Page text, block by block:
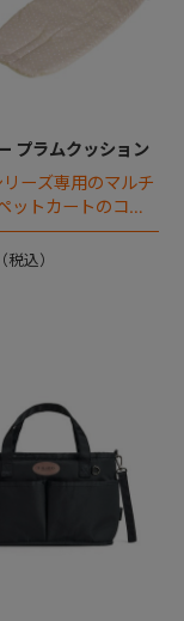
プラムクッション
ーズ専用のマルチ
ットカートのコー
ョン登場。